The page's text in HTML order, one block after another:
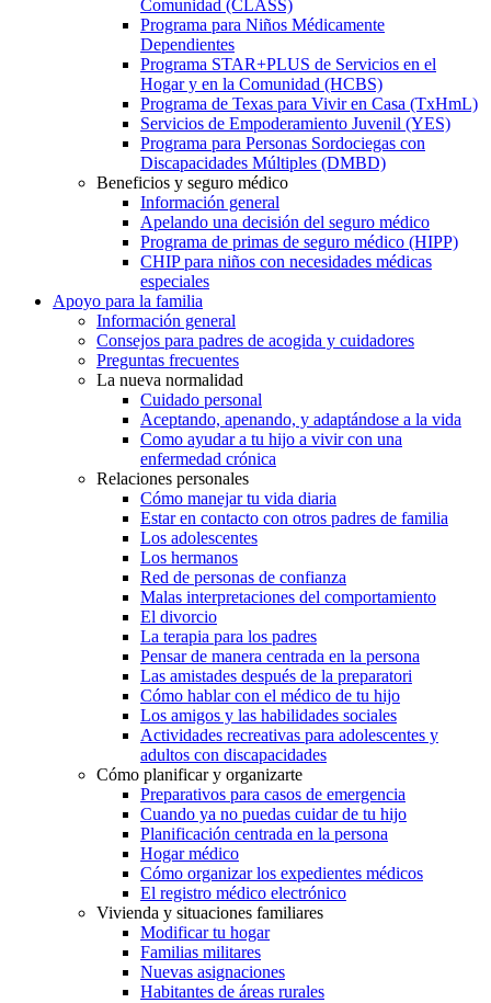
Comunidad (CLASS)
Programa para Niños Médicamente
Dependientes
Programa STAR+PLUS de Servicios en el
Hogar y en la Comunidad (HCBS)
Programa de Texas para Vivir en Casa (TxHmL)
Servicios de Empoderamiento Juvenil (YES)
Programa para Personas Sordociegas con
Discapacidades Múltiples (DMBD)
Beneficios y seguro médico
Información general
Apelando una decisión del seguro médico
Programa de primas de seguro médico (HIPP)
CHIP para niños con necesidades médicas
especiales
Apoyo para la familia
Información general
Consejos para padres de acogida y cuidadores
Preguntas frecuentes
La nueva normalidad
Cuidado personal
Aceptando, apenando, y adaptándose a la vida
Como ayudar a tu hijo a vivir con una
enfermedad crónica
Relaciones personales
Cómo manejar tu vida diaria
Estar en contacto con otros padres de familia
Los adolescentes
Los hermanos
Red de personas de confianza
Malas interpretaciones del comportamiento
El divorcio
La terapia para los padres
Pensar de manera centrada en la persona
Las amistades después de la preparatori
Cómo hablar con el médico de tu hijo
Los amigos y las habilidades sociales
Actividades recreativas para adolescentes y
adultos con discapacidades
Cómo planificar y organizarte
Preparativos para casos de emergencia
Cuando ya no puedas cuidar de tu hijo
Planificación centrada en la persona
Hogar médico
Cómo organizar los expedientes médicos
El registro médico electrónico
Vivienda y situaciones familiares
Modificar tu hogar
Familias militares
Nuevas asignaciones
Habitantes de áreas rurales